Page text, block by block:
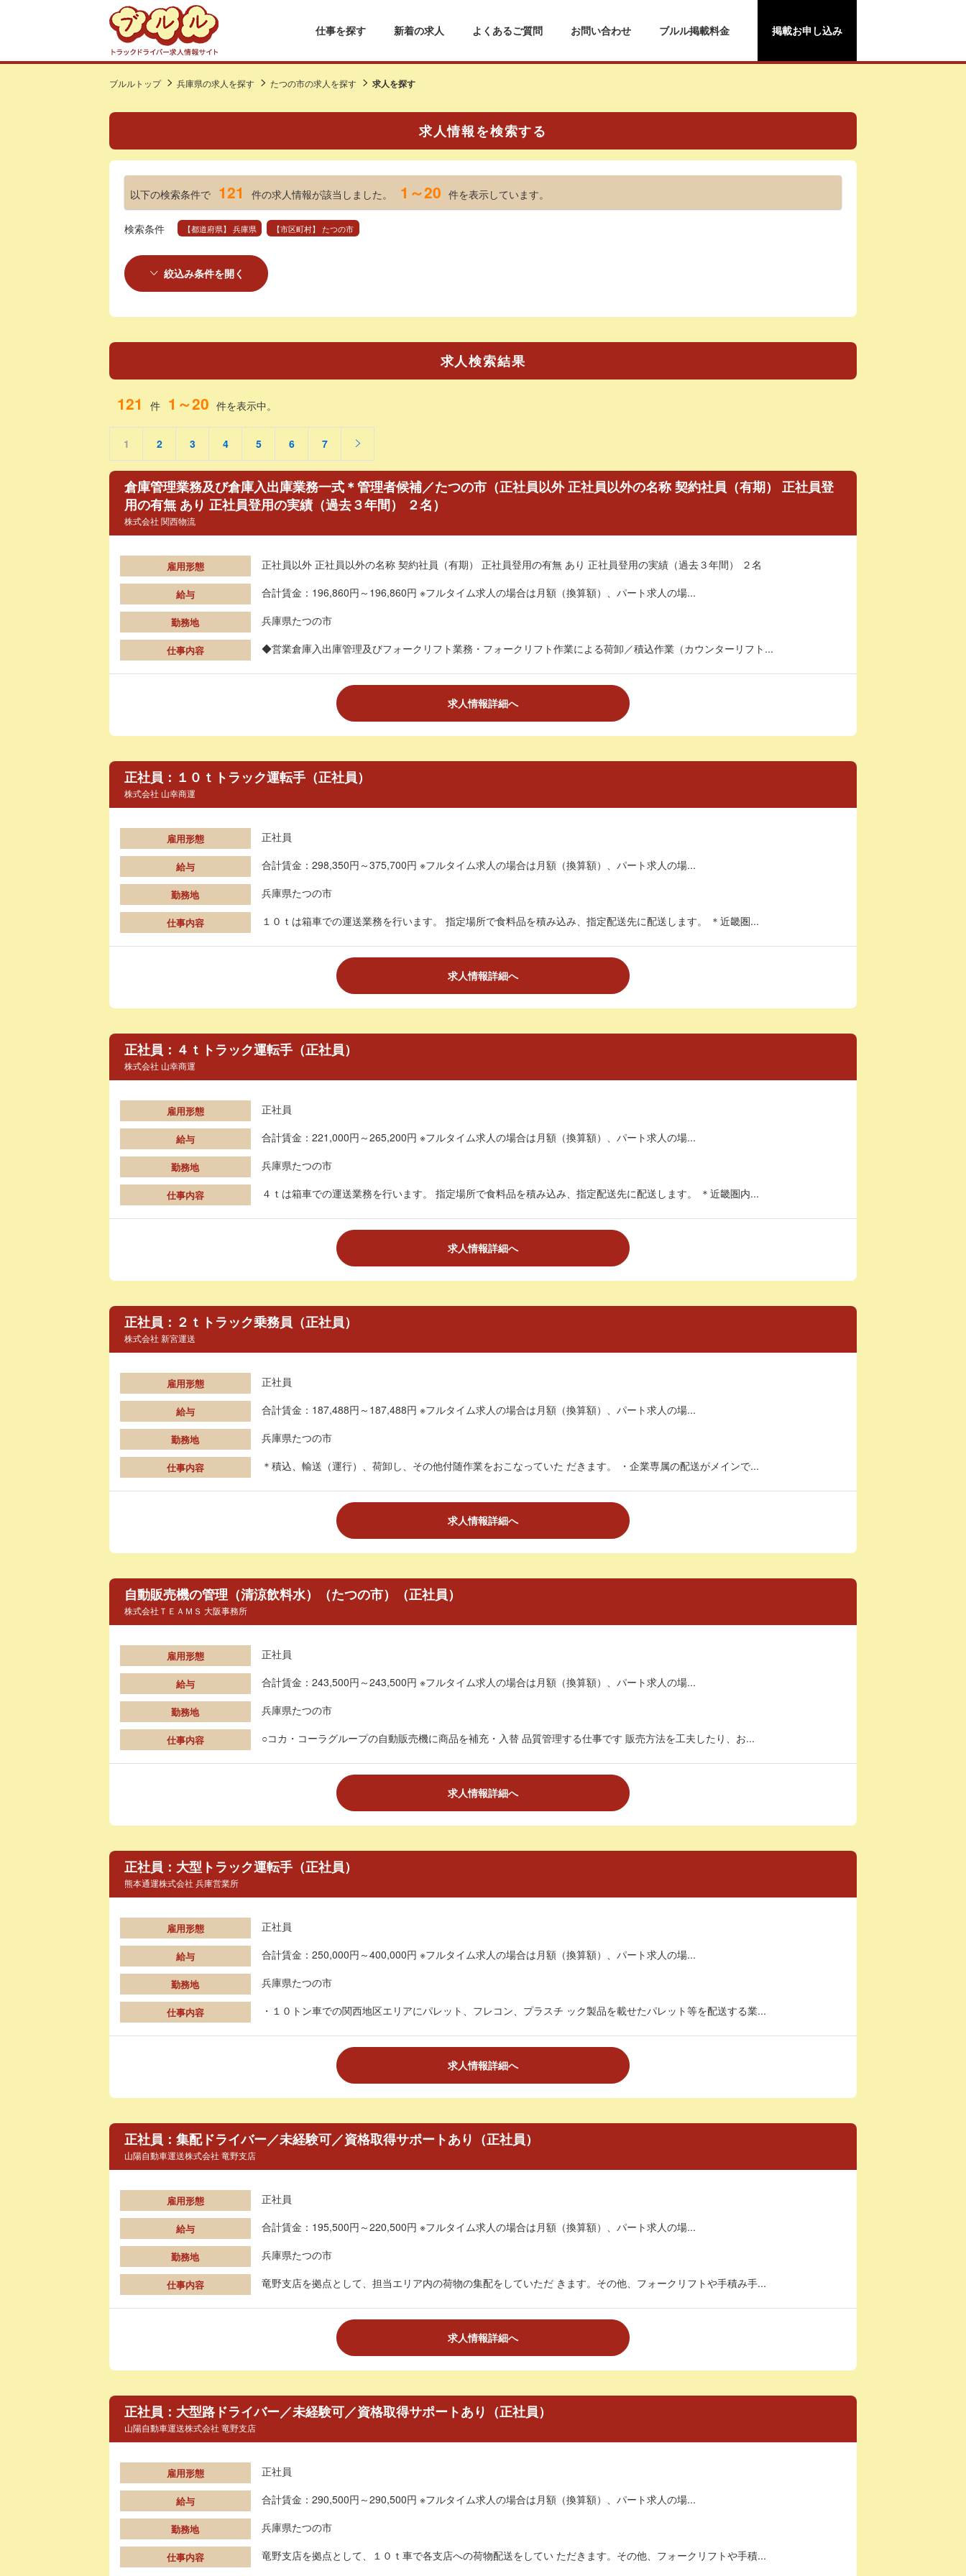
仕事を探す 新着の求人 よくあるご質問 お問い合わせ ブルル掲載料金 掲載お申し込み
ブルルトップ 兵庫県の求人を探す たつの市の求人を探す 求人を探す
求人情報を検索する
以下の検索条件で 121 件の求人情報が該当しました。 1～20 件を表示しています。
検索条件 【都道府県】 兵庫県 【市区町村】 たつの市
絞込み条件を開く
求人検索結果
121 件 1～20 件を表示中。
1 2 3 4 5 6 7
倉庫管理業務及び倉庫入出庫業務一式＊管理者候補／たつの市（正社員以外 正社員以外の名称 契約社員（有期） 正社員登
用の有無 あり 正社員登用の実績（過去３年間） ２名）
株式会社 関西物流
雇用形態 正社員以外 正社員以外の名称 契約社員（有期） 正社員登用の有無 あり 正社員登用の実績（過去３年間） ２名
給与 合計賃金：196,860円～196,860円 ※フルタイム求人の場合は月額（換算額）、パート求人の場...
勤務地 兵庫県たつの市
仕事内容 ◆営業倉庫入出庫管理及びフォークリフト業務・フォークリフト作業による荷卸／積込作業（カウンターリフト...
求人情報詳細へ
正社員：１０ｔトラック運転手（正社員）
株式会社 山幸商運
雇用形態 正社員
給与 合計賃金：298,350円～375,700円 ※フルタイム求人の場合は月額（換算額）、パート求人の場...
勤務地 兵庫県たつの市
仕事内容 １０ｔは箱車での運送業務を行います。 指定場所で食料品を積み込み、指定配送先に配送します。 ＊近畿圏...
求人情報詳細へ
正社員：４ｔトラック運転手（正社員）
株式会社 山幸商運
雇用形態 正社員
給与 合計賃金：221,000円～265,200円 ※フルタイム求人の場合は月額（換算額）、パート求人の場...
勤務地 兵庫県たつの市
仕事内容 ４ｔは箱車での運送業務を行います。 指定場所で食料品を積み込み、指定配送先に配送します。 ＊近畿圏内...
求人情報詳細へ
正社員：２ｔトラック乗務員（正社員）
株式会社 新宮運送
雇用形態 正社員
給与 合計賃金：187,488円～187,488円 ※フルタイム求人の場合は月額（換算額）、パート求人の場...
勤務地 兵庫県たつの市
仕事内容 ＊積込、輸送（運行）、荷卸し、その他付随作業をおこなっていた だきます。 ・企業専属の配送がメインで...
求人情報詳細へ
自動販売機の管理（清涼飲料水）（たつの市）（正社員）
株式会社ＴＥＡＭＳ 大阪事務所
雇用形態 正社員
給与 合計賃金：243,500円～243,500円 ※フルタイム求人の場合は月額（換算額）、パート求人の場...
勤務地 兵庫県たつの市
仕事内容 ○コカ・コーラグループの自動販売機に商品を補充・入替 品質管理する仕事です 販売方法を工夫したり、お...
求人情報詳細へ
正社員：大型トラック運転手（正社員）
熊本通運株式会社 兵庫営業所
雇用形態 正社員
給与 合計賃金：250,000円～400,000円 ※フルタイム求人の場合は月額（換算額）、パート求人の場...
勤務地 兵庫県たつの市
仕事内容 ・１０トン車での関西地区エリアにパレット、フレコン、プラスチ ック製品を載せたパレット等を配送する業...
求人情報詳細へ
正社員：集配ドライバー／未経験可／資格取得サポートあり（正社員）
山陽自動車運送株式会社 竜野支店
雇用形態 正社員
給与 合計賃金：195,500円～220,500円 ※フルタイム求人の場合は月額（換算額）、パート求人の場...
勤務地 兵庫県たつの市
仕事内容 竜野支店を拠点として、担当エリア内の荷物の集配をしていただ きます。その他、フォークリフトや手積み手...
求人情報詳細へ
正社員：大型路ドライバー／未経験可／資格取得サポートあり（正社員）
山陽自動車運送株式会社 竜野支店
雇用形態 正社員
給与 合計賃金：290,500円～290,500円 ※フルタイム求人の場合は月額（換算額）、パート求人の場...
勤務地 兵庫県たつの市
仕事内容 竜野支店を拠点として、１０ｔ車で各支店への荷物配送をしてい ただきます。その他、フォークリフトや手積...